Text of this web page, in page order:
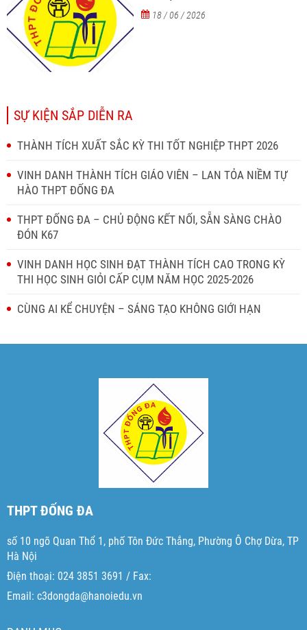
18 / 06 / 2026
SỰ KIỆN SẮP DIỄN RA
THÀNH TÍCH XUẤT SẮC KỲ THI TỐT NGHIỆP THPT 2026
VINH DANH THÀNH TÍCH GIÁO VIÊN – LAN TỎA NIỀM TỰ
HÀO THPT ĐỐNG ĐA
THPT ĐỐNG ĐA – CHỦ ĐỘNG KẾT NỐI, SẴN SÀNG CHÀO
ĐÓN K67
VINH DANH HỌC SINH ĐẠT THÀNH TÍCH CAO TRONG KỲ
THI HỌC SINH GIỎI CẤP CỤM NĂM HỌC 2025-2026
CÙNG AI KỂ CHUYỆN – SÁNG TẠO KHÔNG GIỚI HẠN
THPT ĐỐNG ĐA
số 10 ngõ Quan Thổ 1, phố Tôn Đức Thắng, Phường Ô Chợ Dừa, TP
Hà Nội
Điện thoại: 024 3851 3691 / Fax:
Email: c3dongda@hanoiedu.vn